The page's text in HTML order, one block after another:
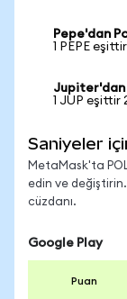
Pepe'dan
1 PEPE
Jupiter'dan
1 JUP eşittir
Saniyeler
MetaMask'ta
edin ve
cüzdanı.
Google Play
Puan